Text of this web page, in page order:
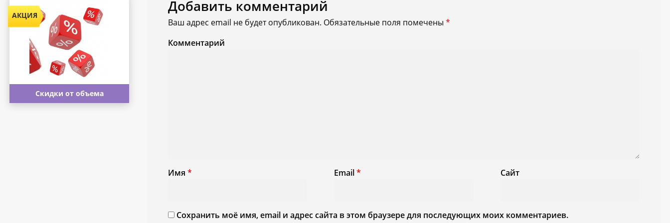
Добавить комментарий
Ваш адрес email не будет опубликован. Обязательные поля помечены *
Комментарий
Имя * Email* Сайт
Сохранить моё имя, email и адрес сайта в этом браузере для последующих моих комментариев.
Скидки от объема